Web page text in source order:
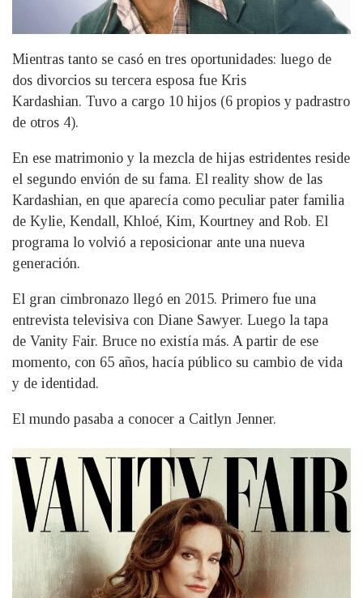
Mientras tanto se casó en tres oportunidades: luego de
dos divorcios su tercera esposa fue Kris
Kardashian. Tuvo a cargo 10 hijos (6 propios y padrastro
de otros 4).
En ese matrimonio y la mezcla de hijas estridentes reside
el segundo envión de su fama. El reality show de las
Kardashian, en que aparecía como peculiar pater familia
de Kylie, Kendall, Khloé, Kim, Kourtney and Rob. El
programa lo volvió a reposicionar ante una nueva
generación.
El gran cimbronazo llegó en 2015. Primero fue una
entrevista televisiva con Diane Sawyer. Luego la tapa
de Vanity Fair. Bruce no existía más. A partir de ese
momento, con 65 años, hacía público su cambio de vida
y de identidad.
El mundo pasaba a conocer a Caitlyn Jenner.